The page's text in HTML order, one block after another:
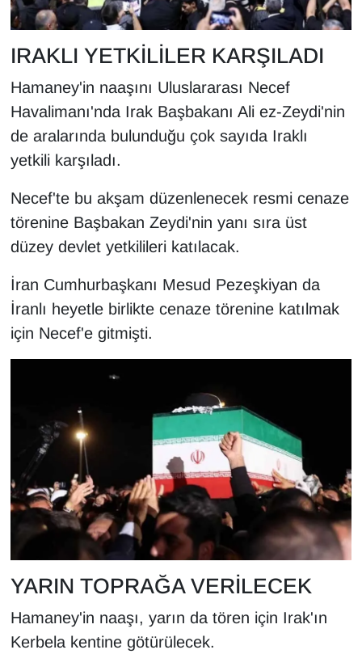
IRAKLI YETKİLİLER KARŞILADI
Hamaney'in naaşını Uluslararası Necef
Havalimanı'nda Irak Başbakanı Ali ez-Zeydi'nin
de aralarında bulunduğu çok sayıda Iraklı
yetkili karşıladı.
Necef'te bu akşam düzenlenecek resmi cenaze
törenine Başbakan Zeydi'nin yanı sıra üst
düzey devlet yetkilileri katılacak.
İran Cumhurbaşkanı Mesud Pezeşkiyan da
İranlı heyetle birlikte cenaze törenine katılmak
için Necef'e gitmişti.
YARIN TOPRAĞA VERİLECEK
Hamaney'in naaşı, yarın da tören için Irak'ın
Kerbela kentine götürülecek.
Seri İlan
Sinema - TV
SİYASET
SPOR
TEBRİK
TEKNOLOJİ
Turizm
VAN'DA SPOR
Vasıta
YEREL